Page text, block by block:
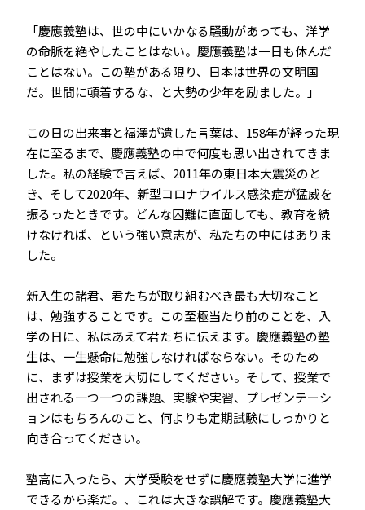
「慶應義塾は、世の中にいかなる騒動があっても、洋学
の命脈を絶やしたことはない。慶應義塾は一日も休んだ
ことはない。この塾がある限り、日本は世界の文明国
だ。世間に頓着するな、と大勢の少年を励ました。」
この日の出来事と福澤が遺した言葉は、158年が経った現
在に至るまで、慶應義塾の中で何度も思い出されてきま
した。私の経験で言えば、2011年の東日本大震災のと
き、そして2020年、新型コロナウイルス感染症が猛威を
振るったときです。どんな困難に直面しても、教育を続
けなければ、という強い意志が、私たちの中にはありま
した。
新入生の諸君、君たちが取り組むべき最も大切なこと
は、勉強することです。この至極当たり前のことを、入
学の日に、私はあえて君たちに伝えます。慶應義塾の塾
生は、一生懸命に勉強しなければならない。そのため
に、まずは授業を大切にしてください。そして、授業で
出される一つ一つの課題、実験や実習、プレゼンテーシ
ョンはもちろんのこと、何よりも定期試験にしっかりと
向き合ってください。
塾高に入ったら、大学受験をせずに慶應義塾大学に進学
できるから楽だ。――、これは大きな誤解です。慶應義塾大